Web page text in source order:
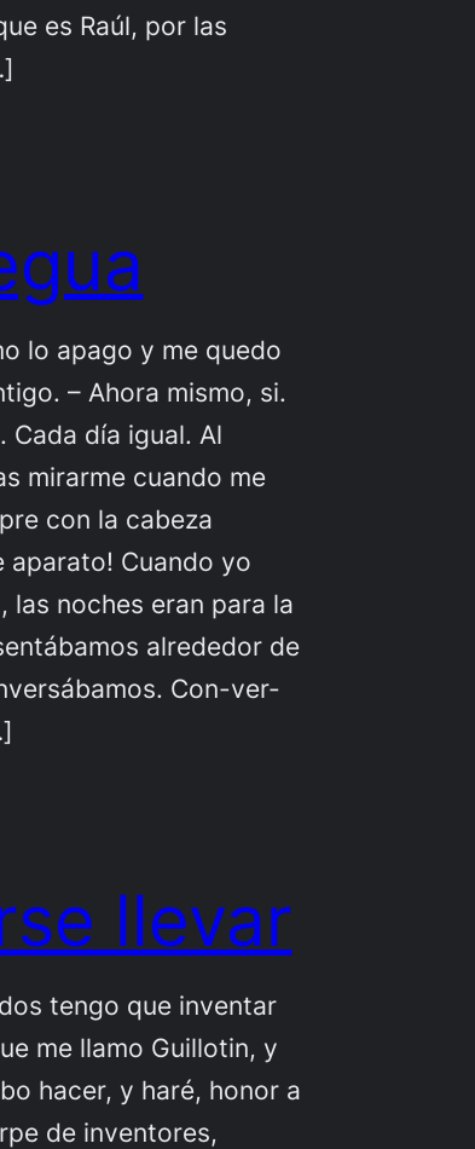
es Raúl, por las
lo apago y me quedo
– Ahora mismo, si.
Cada día igual. Al
mirarme cuando me
con la cabeza
aparato! Cuando yo
las noches eran para la
alrededor de
Con-ver-
llevar
tengo que inventar
me llamo Guillotin, y
hacer, y haré, honor a
de inventores,